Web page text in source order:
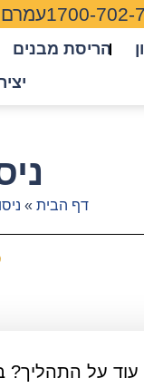
1700-702-עמרם: 052-860-
הריסת מבנים
דף הבית »
עוד על